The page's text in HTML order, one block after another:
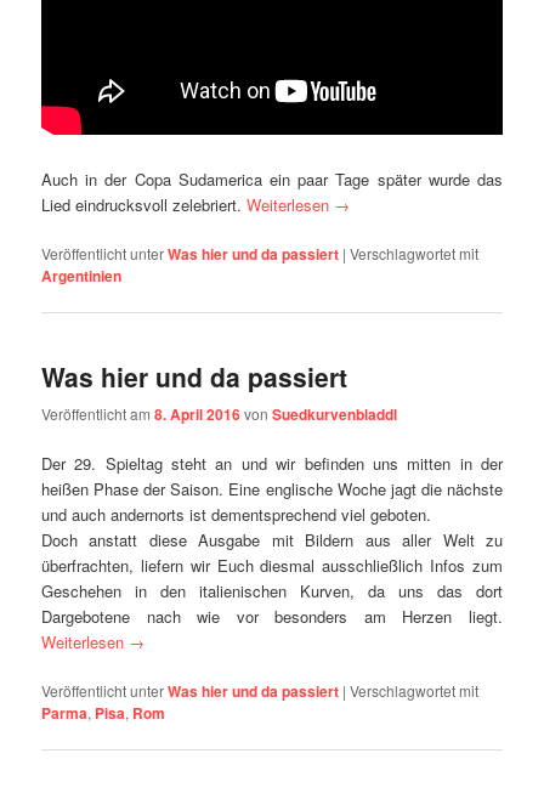
Auch in der Copa Sudamerica ein paar Tage später wurde das
Lied eindrucksvoll zelebriert.Weiterlesen →
Veröffentlicht unterWas hier und da passiert |Verschlagwortet mit
Argentinien
Was hier und da passiert
Veröffentlicht am8. April 2016vonSuedkurvenbladdl
Der 29. Spieltag steht an und wir befinden uns mitten in der
heißen Phase der Saison. Eine englische Woche jagt die nächste
und auch andernorts ist dementsprechend viel geboten.
Doch anstatt diese Ausgabe mit Bildern aus aller Welt zu
überfrachten, liefern wir Euch diesmal ausschließlich Infos zum
Geschehen in den italienischen Kurven, da uns das dort
Dargebotene nach wie vor besonders am Herzen liegt.
Weiterlesen →
Veröffentlicht unterWas hier und da passiert |Verschlagwortet mit
Parma, Pisa, Rom